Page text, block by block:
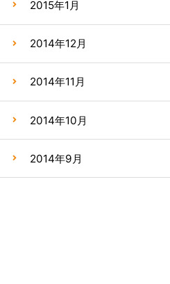
2015年1月
2014年12月
2014年11月
2014年10月
2014年9月